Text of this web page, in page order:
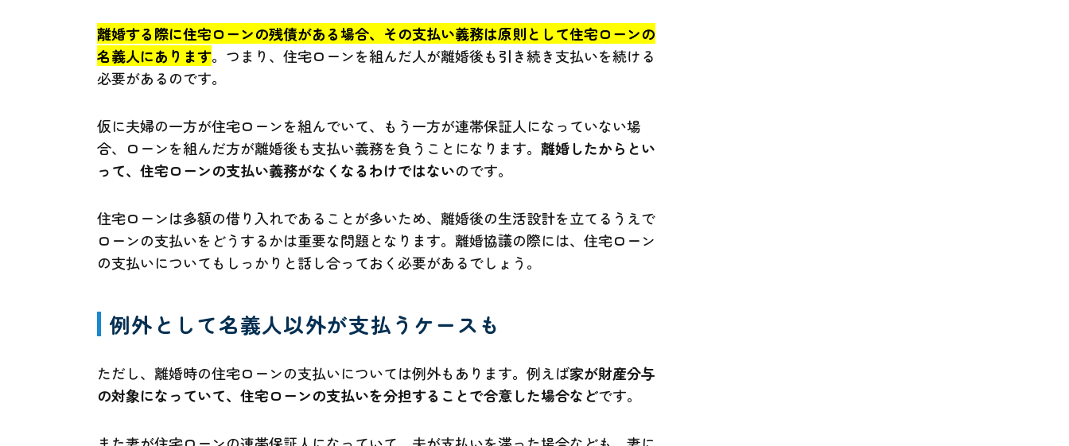
離婚する際に住宅ローンの残債がある場合、その支払い義務は原則として住宅ローンの
名義人にあります。つまり、住宅ローンを組んだ人が離婚後も引き続き支払いを続ける
必要があるのです。
仮に夫婦の一方が住宅ローンを組んでいて、もう一方が連帯保証人になっていない場
合、ローンを組んだ方が離婚後も支払い義務を負うことになります。 離婚したからとい
って、住宅ローンの支払い義務がなくなるわけではないのです。
住宅ローンは多額の借り入れであることが多いため、離婚後の生活設計を立てるうえで
ローンの支払いをどうするかは重要な問題となります。離婚協議の際には、住宅ローン
の支払いについてもしっかりと話し合っておく必要があるでしょう。
例外として名義人以外が支払うケースも
ただし、離婚時の住宅ローンの支払いについては例外もあります。例えば家が財産分与
の対象になっていて、住宅ローンの支払いを分担することで合意した場合などです。